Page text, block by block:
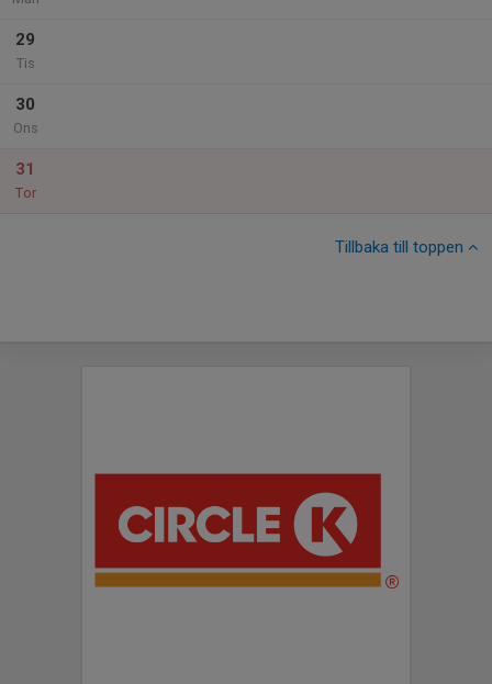
29
Tis
30
Ons
31
Tor
Tillbaka till toppen